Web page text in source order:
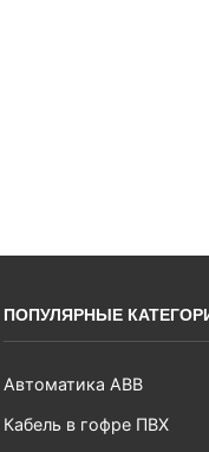
ПОПУЛЯРНЫЕ
Автоматика ABB
Кабель в гофре ПВХ